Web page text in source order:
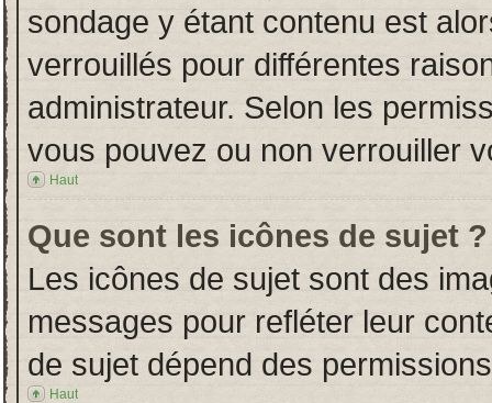
sondage y étant contenu est
verrouillés pour différentes
administrateur. Selon les
vous pouvez ou non verrouiller
Haut
Que sont les icônes de sujet ?
Les icônes de sujet sont des
messages pour refléter leur
de sujet dépend des
Haut